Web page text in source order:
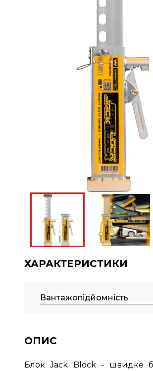
ХАРАКТЕРИСТИКИ
Вантажопідйомність
ОПИС
Блок Jack Block - швидке